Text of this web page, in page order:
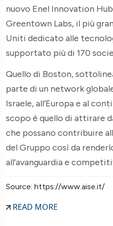
nuovo Enel Innovation
Greentown Labs, il più
Uniti dedicato alle
supportato più di 170
Quello di Boston,
parte di un network
Israele, all’Europa e al
scopo è quello di attirare
che possano contribuire
del Gruppo così da
all’avanguardia e
Source: https://www.aise.it/
READ MORE